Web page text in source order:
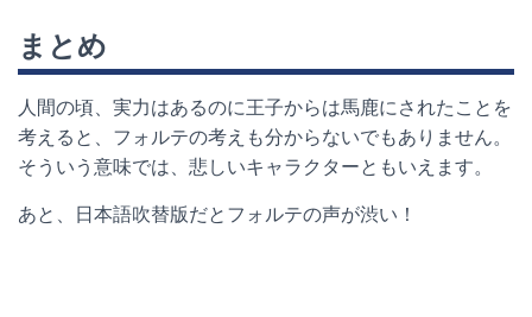
まとめ
人間の頃、実力はあるのに王子からは馬鹿にされたことを
考えると、フォルテの考えも分からないでもありません。
そういう意味では、悲しいキャラクターともいえます。
あと、日本語吹替版だとフォルテの声が渋い！